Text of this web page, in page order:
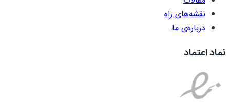
نقشه‌های راه
درباره‌ی ما
نماد اعتماد